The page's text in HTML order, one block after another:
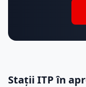
Stații ITP în